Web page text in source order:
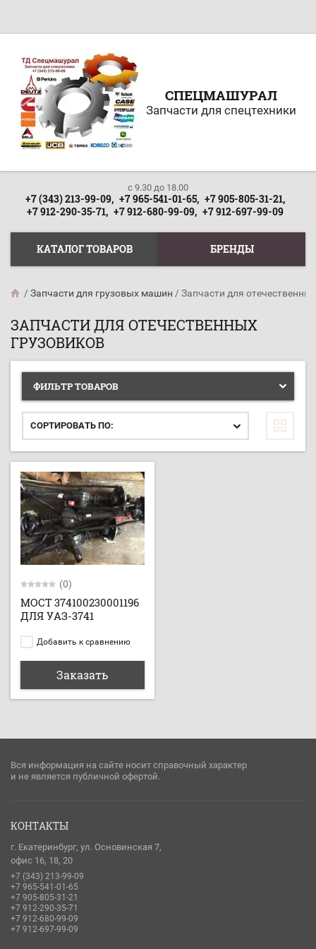
СПЕЦМАШУРАЛ
Запчасти для спецтехники
c 9.30 до 18.00
+7 (343) 213-99-09, +7 965-541-01-65, +7 905-805-31-21,
+7 912-290-35-71, +7 912-680-99-09, +7 912-697-99-09
КАТАЛОГ ТОВАРОВ БРЕНДЫ
/ Запчасти для грузовых машин / Запчасти для
ЗАПЧАСТИ ДЛЯ ОТЕЧЕСТВЕННЫХ
ГРУЗОВИКОВ
ФИЛЬТР ТОВАРОВ
СОРТИРОВАТЬ ПО:
(0)
МОСТ 374100230001196
ДЛЯ УАЗ-3741
Добавить к сравнению
Заказать
Вся информация на сайте носит справочный характер
и не является публичной офертой.
КОНТАКТЫ
г. Екатеринбург, ул. Основинская 7,
офис 16, 18, 20
+7 (343) 213-99-09
+7 965-541-01-65
+7 905-805-31-21
+7 912-290-35-71
+7 912-680-99-09
+7 912-697-99-09